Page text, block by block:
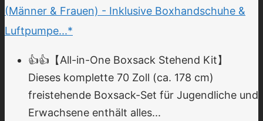
(Männer & Frauen) - Inklusive Boxhandschuhe &
Luftpumpe...*
👍👍【All-in-One Boxsack Stehend Kit】
Dieses komplette 70 Zoll (ca. 178 cm)
freistehende Boxsack-Set für Jugendliche und
Erwachsene enthält alles...